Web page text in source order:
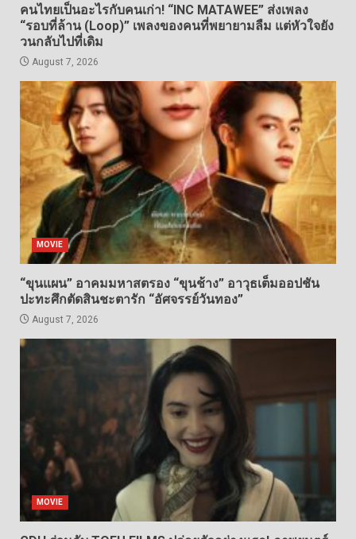
คนไทยเป็นอะไรกับคนเก่า! “INC MATAWEE” ส่งเพลง
“รอบที่ล้าน (Loop)” เพลงของคนที่พยายามลืม แต่หัวใจยัง
วนกลับไปที่เดิม
August 7, 2026
MOVIE
“ขุนแผน” อาคมมหาสตรอง “ขุนช้าง” อาวุธเต็มออปชัน
ปะทะศึกตัดสินชะตารัก “อัศจรรย์วันทอง”
August 7, 2026
MOVIE